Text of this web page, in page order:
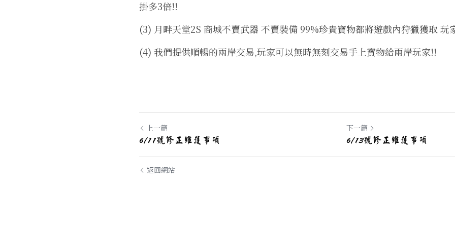
掛多3倍!!
(3) 月畔天堂2S 商城不賣武器 不賣裝備 99%珍貴寶物都將遊戲內狩獵獲取 玩
(4) 我們提供順暢的兩岸交易,玩家可以無時無刻交易手上寶物給兩岸玩家!!
上一篇
6/11號修正維護事項
下一篇
6/13號修正維護事項
返回網站